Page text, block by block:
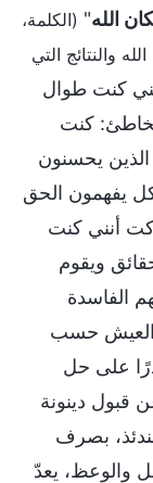
الله" (الكلمة،
والنتائج التي
كنت طوال
كنت
الذين يحسنون
يفهمون الحق
أنني كنت
ويقوم
الفاسدة
والعيش حسب
على حل
قبول دينونة
بصرف
والوعظ، يعدّ